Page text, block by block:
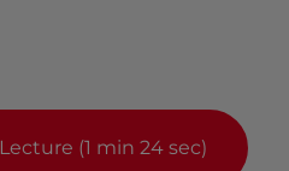
Lecture (1 min 24 sec)